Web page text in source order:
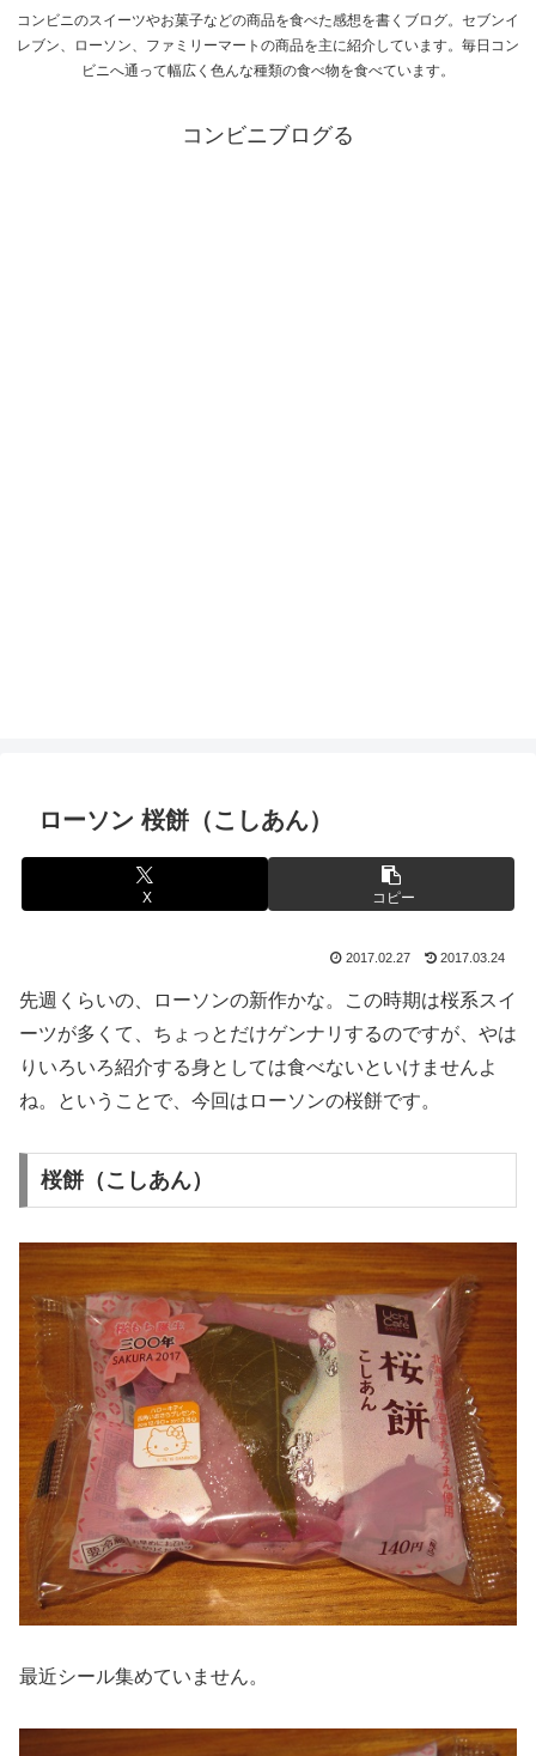
コンビニのスイーツやお菓子などの商品を食べた感想を書くブログ。セブンイ
レブン、ローソン、ファミリーマートの商品を主に紹介しています。毎日コン
ビニへ通って幅広く色んな種類の食べ物を食べています。
コンビニブログる
ローソン 桜餅（こしあん）
X コピー
2017.02.27 2017.03.24
先週くらいの、ローソンの新作かな。この時期は桜系スイ
ーツが多くて、ちょっとだけゲンナリするのですが、やは
りいろいろ紹介する身としては食べないといけませんよ
ね。ということで、今回はローソンの桜餅です。
桜餅（こしあん）
最近シール集めていません。